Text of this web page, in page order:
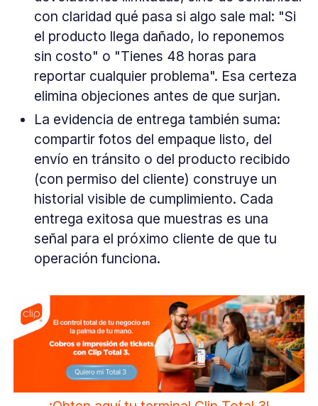
con claridad qué pasa si algo sale mal: "Si
el producto llega dañado, lo reponemos
sin costo" o "Tienes 48 horas para
reportar cualquier problema". Esa certeza
elimina objeciones antes de que surjan.
La evidencia de entrega también suma:
compartir fotos del empaque listo, del
envío en tránsito o del producto recibido
(con permiso del cliente) construye un
historial visible de cumplimiento. Cada
entrega exitosa que muestras es una
señal para el próximo cliente de que tu
operación funciona.